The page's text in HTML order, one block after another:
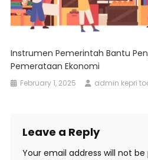
Instrumen Pemerintah Bantu
Pemerataan Ekonomi
February 1, 2025 admin kepri
Leave a Reply
Your email address will not be